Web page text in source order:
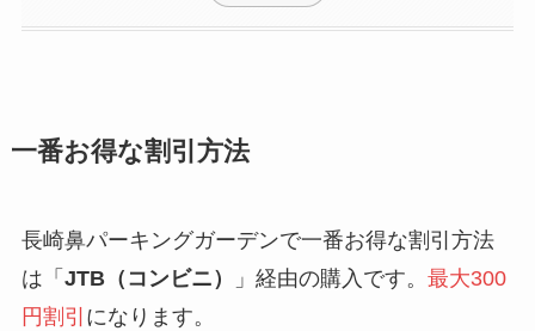
一番お得な割引方法
長崎鼻パーキングガーデンで一番お得な割引方法
は「 JTB（コンビニ） 」経由の購入です。 最大300
円割引 になります。